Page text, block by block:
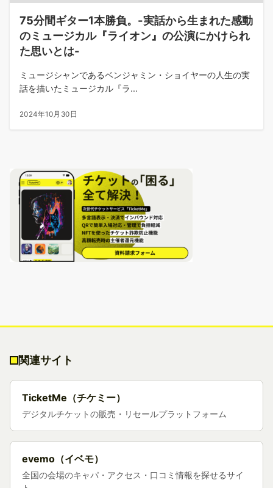
75分間ギター1本勝負。-実話から生まれた感動
のミュージカル『ライオン』の公演にかけられ
た思いとは-
ミュージシャンであるベンジャミン・ショイヤーの人生の実
話を描いたミュージカル『ラ...
2024年10月30日
関連サイト
TicketMe（チケミー）
デジタルチケットの販売・リセールプラットフォーム
evemo（イベモ）
全国の会場のキャパ・アクセス・口コミ情報を探せるサイ